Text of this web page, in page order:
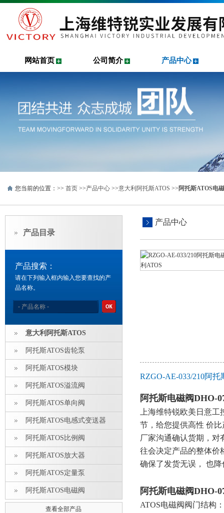
网站首页 公司简介 产品中心
您当前的位置：>> 首页 >>产品中心 >>意大利阿托斯ATOS >> 阿托斯ATOS电
产品目录
产品搜索：
请在下列输入框内输入您要查找的产
品名称。
意大利阿托斯ATOS
阿托斯ATOS齿轮泵
阿托斯ATOS模块
阿托斯ATOS溢流阀
阿托斯ATOS单向阀
阿托斯ATOS电感式变送器
阿托斯ATOS比例阀
阿托斯ATOS放大器
阿托斯ATOS定量泵
阿托斯ATOS电磁阀
查看全部产品
产品中心
RZGO-AE-033/210阿
阿托斯电磁阀DHO-
上海维特锐欧美日意
节，给您提供高性 价
厂家沟通确认货期，对
往会决定产品的整体价
确保了发货无误， 也
阿托斯电磁阀DHO-
ATOS电磁阀阀门结构：